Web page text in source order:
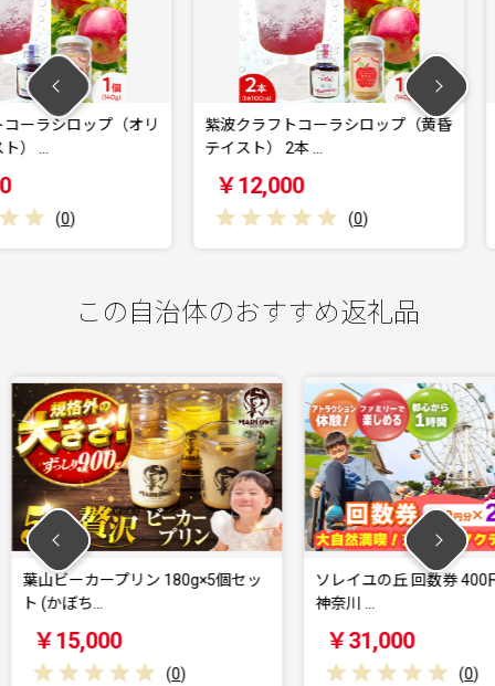
プ（オリ
紫波クラフトコーラシロップ（黄昏
テイスト） 2本 …
￥12,000
(0)
紫波クラ
この自治体のおすすめ返礼品
個セッ
ソレイユの丘 回数券 400円分×22枚
シティ